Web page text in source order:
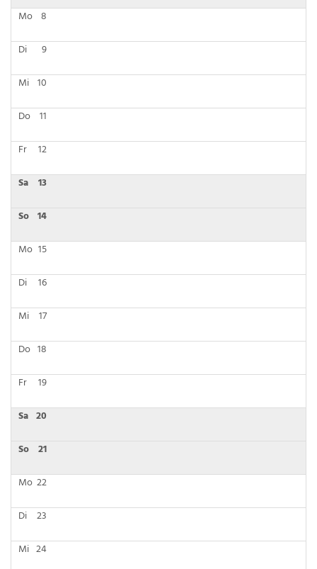
Mo 8
Di 9
Mi 10
Do 11
Fr 12
Sa 13
So 14
Mo 15
Di 16
Mi 17
Do 18
Fr 19
Sa 20
So 21
Mo 22
Di 23
Mi 24